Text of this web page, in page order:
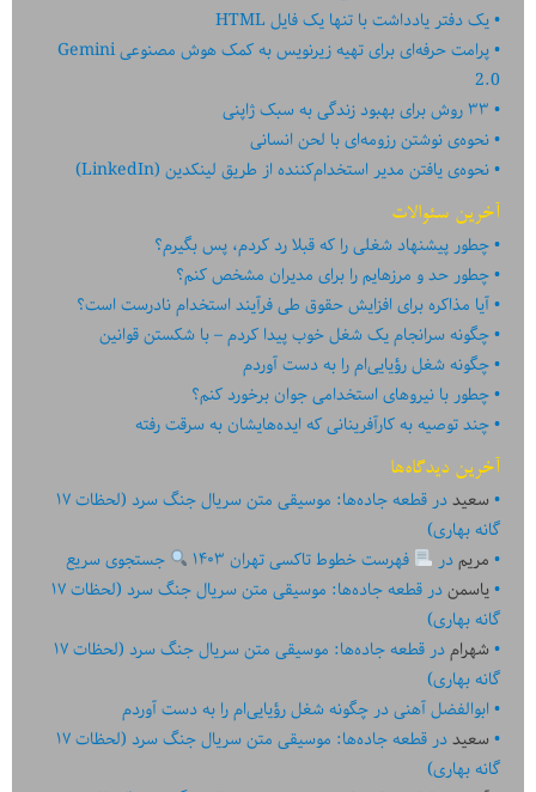
یک دفتر یادداشت با تنها یک فایل HTML
پرامت حرفه‌ای برای تهیه زیرنویس به کمک هوش مصنوعی Gemini
2.0
۳۳ روش برای بهبود زندگی به سبک ژاپنی
نحوه‌ی نوشتن رزومه‌ای با لحن انسانی
نحوه‌ی یافتن مدیر استخدام‌کننده از طریق لینکدین (LinkedIn)
آخرین سئوالات
چطور پیشنهاد شغلی را که قبلا رد کردم، پس بگیرم؟
چطور حد و مرزهایم را برای مدیران مشخص کنم؟
آیا مذاکره برای افزایش حقوق طی فرآیند استخدام نادرست است؟
چگونه سرانجام یک شغل خوب پیدا کردم – با شکستن قوانین
چگونه شغل رؤیایی‌ام را به دست آوردم
چطور با نیروهای استخدامی جوان برخورد کنم؟
چند توصیه به کارآفرینانی که ایده‏‏‌‏‏‌هایشان به سرقت رفته
آخرین دیدگاه‌ها
سعیددر
قطعه جاده‌ها: موسیقی متن سریال جنگ سرد (لحظات ۱۷
گانه بهاری)
مریمدر فهرست خطوط تاکسی تهران ۱۴۰۳
جستجوی سریع
یاسمندر
قطعه جاده‌ها: موسیقی متن سریال جنگ سرد (لحظات ۱۷
گانه بهاری)
شهرامدر
قطعه جاده‌ها: موسیقی متن سریال جنگ سرد (لحظات ۱۷
گانه بهاری)
ابوالفضل آهنیدر چگونه شغل رؤیایی‌ام را به دست آوردم
سعیددر
قطعه جاده‌ها: موسیقی متن سریال جنگ سرد (لحظات ۱۷
گانه بهاری)